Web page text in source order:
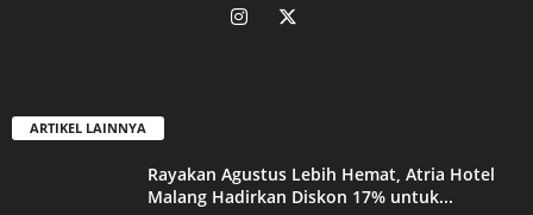
ARTIKEL LAINNYA
Rayakan Agustus Lebih Hemat, Atria Hotel
Malang Hadirkan Diskon 17% untuk...